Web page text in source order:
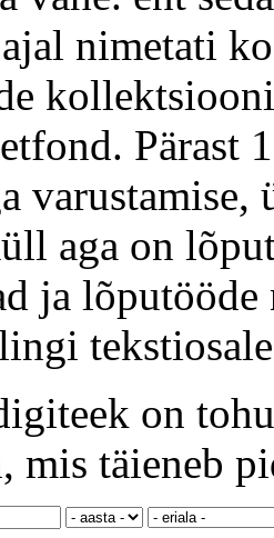
nimetati
Pärast
varustamise,
aga on
ja
on
mis täieneb